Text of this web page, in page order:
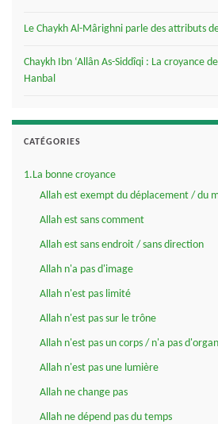
Le Chaykh Al-Mârighni parle des attributs
Chaykh Ibn ‘Allân As-Siddîqi : La croyance
Hanbal
CATÉGORIES
1.La bonne croyance
Allah est exempt du déplacement / du
Allah est sans comment
Allah est sans endroit / sans direction
Allah n'a pas d'image
Allah n'est pas limité
Allah n'est pas sur le trône
Allah n'est pas un corps / n'a pas
Allah n'est pas une lumière
Allah ne change pas
Allah ne dépend pas du temps